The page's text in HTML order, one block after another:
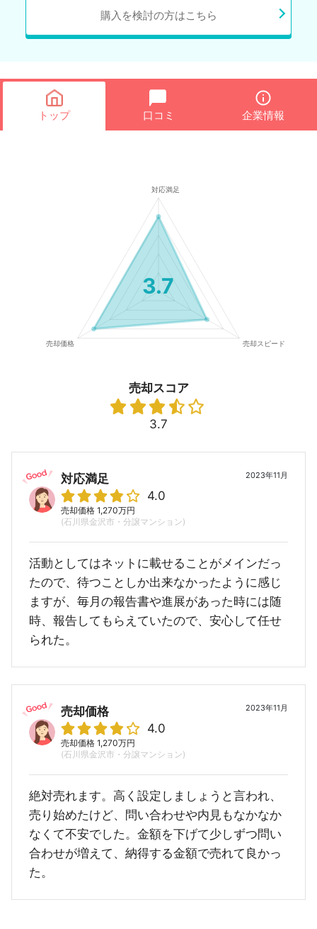
購入を検討の方はこちら
トップ 口コミ 企業情報
3.7
売却スコア
3.7
2023年11月
対応満足
4.0
売却価格 1,270万円
(石川県金沢市・分譲マンション)
活動としてはネットに載せることがメインだっ
たので、待つことしか出来なかったように感じ
ますが、毎月の報告書や進展があった時には随
時、報告してもらえていたので、安心して任せ
られた。
2023年11月
売却価格
4.0
売却価格 1,270万円
(石川県金沢市・分譲マンション)
絶対売れます。高く設定しましょうと言われ、
売り始めたけど、問い合わせや内見もなかなか
なくて不安でした。金額を下げて少しずつ問い
合わせが増えて、納得する金額で売れて良かっ
た。